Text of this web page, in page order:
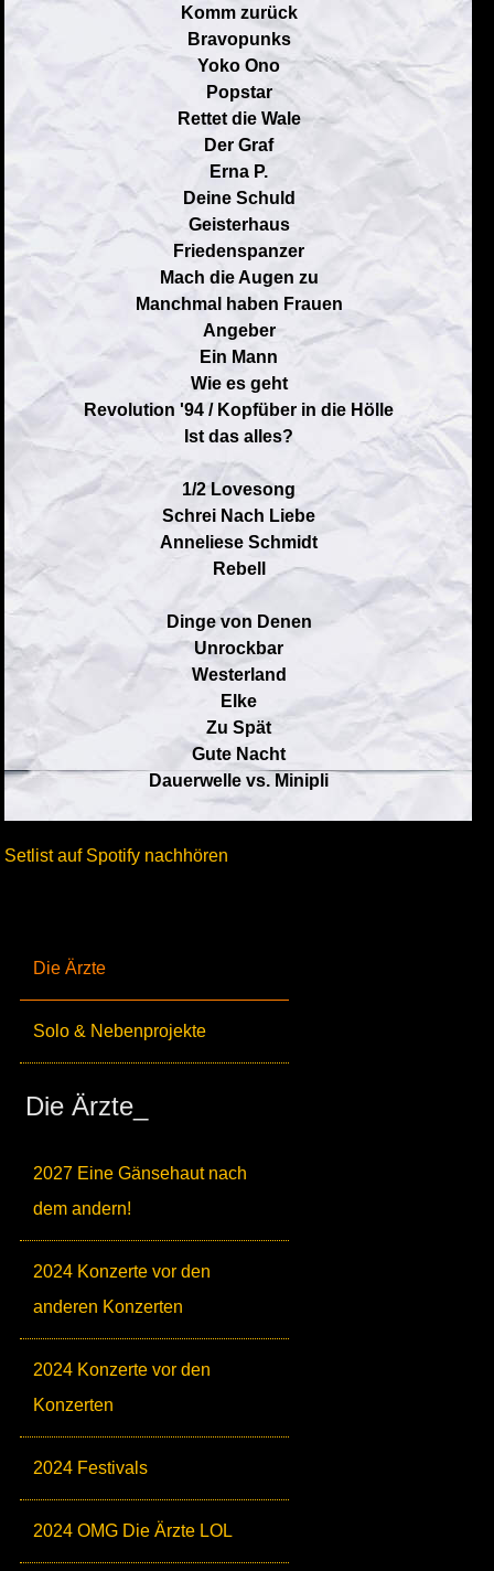
Die Ärzte
Solo & Nebenprojekte
Die Ärzte_
2027 Eine Gänsehaut nach
dem andern!
2024 Konzerte vor den
anderen Konzerten
2024 Konzerte vor den
Konzerten
2024 Festivals
2024 OMG Die Ärzte LOL
Komm zurück
Bravopunks
Yoko Ono
Popstar
Rettet die Wale
Der Graf
Erna P.
Deine Schuld
Geisterhaus
Friedenspanzer
Mach die Augen zu
Manchmal haben Frauen
Angeber
Ein Mann
Wie es geht
Revolution '94 / Kopfüber in die Hölle
Ist das alles?
1/2 Lovesong
Schrei Nach Liebe
Anneliese Schmidt
Rebell
Dinge von Denen
Unrockbar
Westerland
Elke
Zu Spät
Gute Nacht
Dauerwelle vs. Minipli
Setlist auf Spotify nachhören